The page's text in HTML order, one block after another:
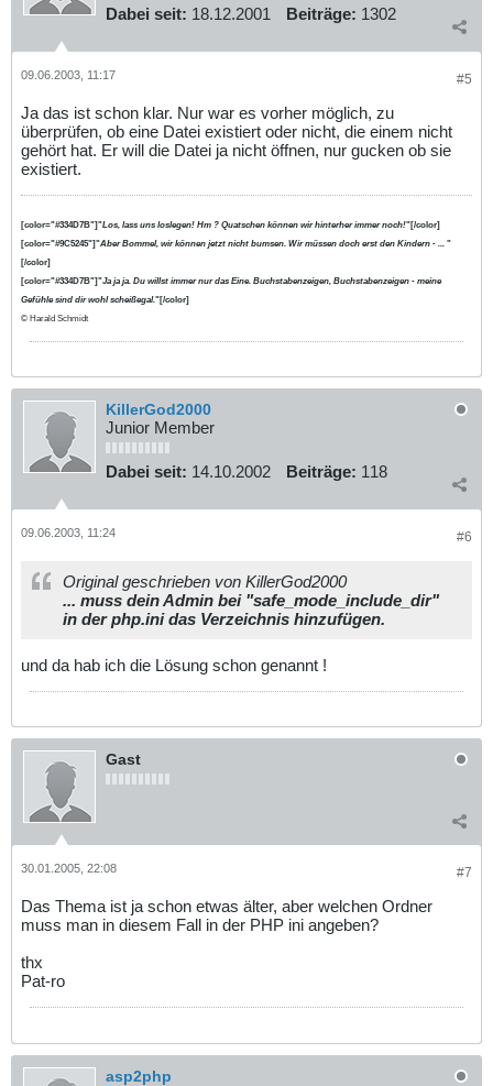
Dabei seit: 18.12.2001 Beiträge: 1302
#5
09.06.2003, 11:17
Ja das ist schon klar. Nur war es vorher möglich, zu
überprüfen, ob eine Datei existiert oder nicht, die einem nicht
gehört hat. Er will die Datei ja nicht öffnen, nur gucken ob sie
existiert.
[color="#334D7B"]"Los, lass uns loslegen! Hm ? Quatschen können wir hinterher immer noch!"[/color]
[color="#9C5245"]"Aber Bommel, wir können jetzt nicht bumsen. Wir müssen doch erst den Kindern - ... "
[/color]
[color="#334D7B"]"Ja ja ja. Du willst immer nur das Eine. Buchstabenzeigen, Buchstabenzeigen - meine
Gefühle sind dir wohl scheißegal."[/color]
© Harald Schmidt
KillerGod2000
Junior Member
Dabei seit: 14.10.2002 Beiträge: 118
#6
09.06.2003, 11:24
Original geschrieben von KillerGod2000
... muss dein Admin bei "safe_mode_include_dir"
in der php.ini das Verzeichnis hinzufügen.
und da hab ich die Lösung schon genannt !
Gast
#7
30.01.2005, 22:08
Das Thema ist ja schon etwas älter, aber welchen Ordner
muss man in diesem Fall in der PHP ini angeben?
thx
Pat-ro
asp2php